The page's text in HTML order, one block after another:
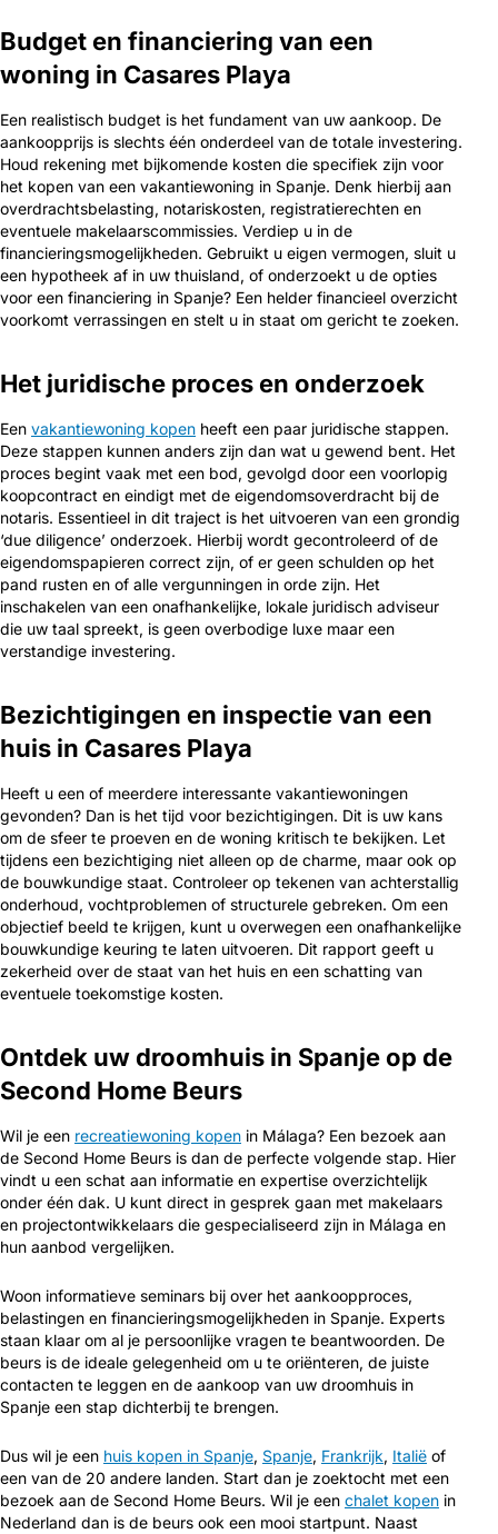
Budget en financiering van een
woning in Casares Playa
Een realistisch budget is het fundament van uw aankoop. De
aankoopprijs is slechts één onderdeel van de totale investering.
Houd rekening met bijkomende kosten die specifiek zijn voor
het kopen van een vakantiewoning in Spanje. Denk hierbij aan
overdrachtsbelasting, notariskosten, registratierechten en
eventuele makelaarscommissies. Verdiep u in de
financieringsmogelijkheden. Gebruikt u eigen vermogen, sluit u
een hypotheek af in uw thuisland, of onderzoekt u de opties
voor een financiering in Spanje? Een helder financieel overzicht
voorkomt verrassingen en stelt u in staat om gericht te zoeken.
Het juridische proces en onderzoek
Een vakantiewoning kopen heeft een paar juridische stappen.
Deze stappen kunnen anders zijn dan wat u gewend bent. Het
proces begint vaak met een bod, gevolgd door een voorlopig
koopcontract en eindigt met de eigendomsoverdracht bij de
notaris. Essentieel in dit traject is het uitvoeren van een grondig
‘due diligence’ onderzoek. Hierbij wordt gecontroleerd of de
eigendomspapieren correct zijn, of er geen schulden op het
pand rusten en of alle vergunningen in orde zijn. Het
inschakelen van een onafhankelijke, lokale juridisch adviseur
die uw taal spreekt, is geen overbodige luxe maar een
verstandige investering.
Bezichtigingen en inspectie van een
huis in Casares Playa
Heeft u een of meerdere interessante vakantiewoningen
gevonden? Dan is het tijd voor bezichtigingen. Dit is uw kans
om de sfeer te proeven en de woning kritisch te bekijken. Let
tijdens een bezichtiging niet alleen op de charme, maar ook op
de bouwkundige staat. Controleer op tekenen van achterstallig
onderhoud, vochtproblemen of structurele gebreken. Om een
objectief beeld te krijgen, kunt u overwegen een onafhankelijke
bouwkundige keuring te laten uitvoeren. Dit rapport geeft u
zekerheid over de staat van het huis en een schatting van
eventuele toekomstige kosten.
Ontdek uw droomhuis in Spanje op de
Second Home Beurs
Wil je een recreatiewoning kopen in Málaga? Een bezoek aan
de Second Home Beurs is dan de perfecte volgende stap. Hier
vindt u een schat aan informatie en expertise overzichtelijk
onder één dak. U kunt direct in gesprek gaan met makelaars
en projectontwikkelaars die gespecialiseerd zijn in Málaga en
hun aanbod vergelijken.
Woon informatieve seminars bij over het aankoopproces,
belastingen en financieringsmogelijkheden in Spanje. Experts
staan klaar om al je persoonlijke vragen te beantwoorden. De
beurs is de ideale gelegenheid om u te oriënteren, de juiste
contacten te leggen en de aankoop van uw droomhuis in
Spanje een stap dichterbij te brengen.
Dus wil je een huis kopen in Spanje, Spanje, Frankrijk, Italië of
een van de 20 andere landen. Start dan je zoektocht met een
bezoek aan de Second Home Beurs. Wil je een chalet kopen in
Nederland dan is de beurs ook een mooi startpunt. Naast